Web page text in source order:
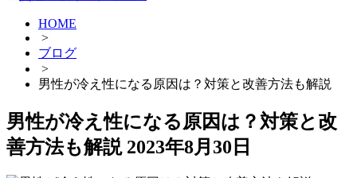
HOME
>
ブログ
>
男性が冷え性になる原因は？対策と改善方法も解説
男性が冷え性になる原因は？対策と改
善方法も解説 2023年8月30日